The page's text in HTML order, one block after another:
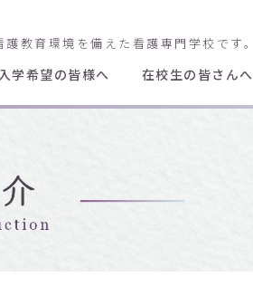
教育環境を備えた看護専門学校です。
学希望の皆様へ 在校生の皆さんへ